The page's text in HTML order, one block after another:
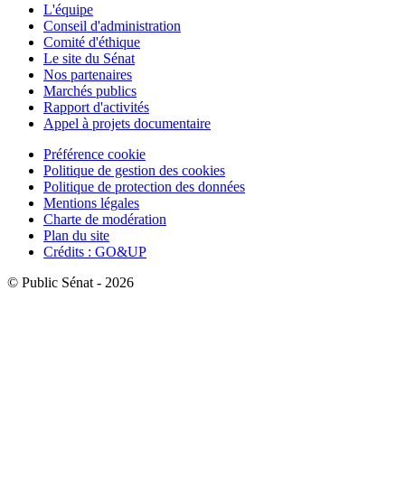
L'équipe
Conseil d'administration
Comité d'éthique
Le site du Sénat
Nos partenaires
Marchés publics
Rapport d'activités
Appel à projets documentaire
Préférence cookie
Politique de gestion des cookies
Politique de protection des données
Mentions légales
Charte de modération
Plan du site
Crédits : GO&UP
© Public Sénat - 2026